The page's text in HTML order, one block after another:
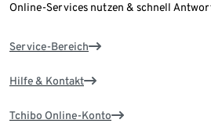
Online-Services nutzen & schnell
Service-Bereich
Hilfe & Kontakt
Tchibo Online-Konto